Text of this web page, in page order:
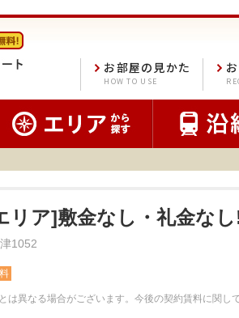
お部屋の見かた
HOW TO USE
リア]敷金なし・礼金な
1052
は異なる場合がございます。 今後の契約賃料に関し